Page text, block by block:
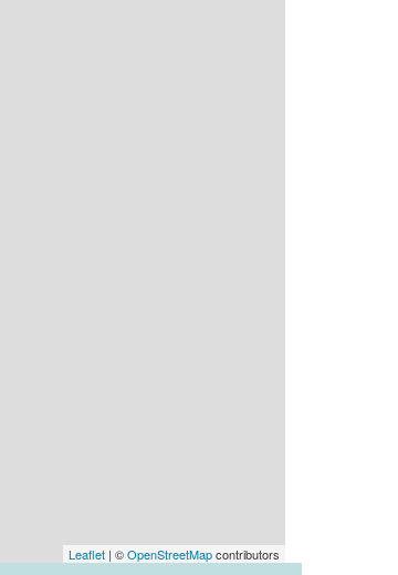
Leaflet | ©OpenStreetMapcontributors